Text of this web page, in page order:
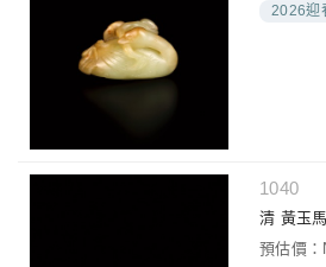
2026迎
1040
清 黃玉
預估價